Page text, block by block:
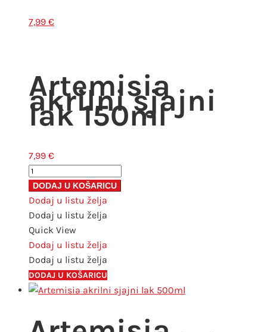
7,99 €
Artemisia
akrilni sjajni
lak 150ml
7,99 €
Artemisia
akrilni
sjajni
lak
150ml
količina
DODAJ U KOŠARICU
Dodaj u listu želja
Dodaj u listu želja
Quick View
Dodaj u listu želja
Dodaj u listu želja
DODAJ U KOŠARICU